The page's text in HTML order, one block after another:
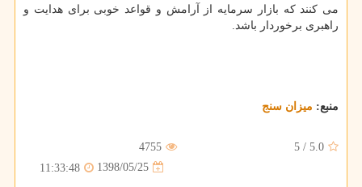
می كنند كه بازار سرمایه از آرامش و قواعد خوبی برای هدایت و
راهبری برخوردار باشد.
منبع: میزان سنج
5.0
/
5
4755
1398/05/25
11:33:48